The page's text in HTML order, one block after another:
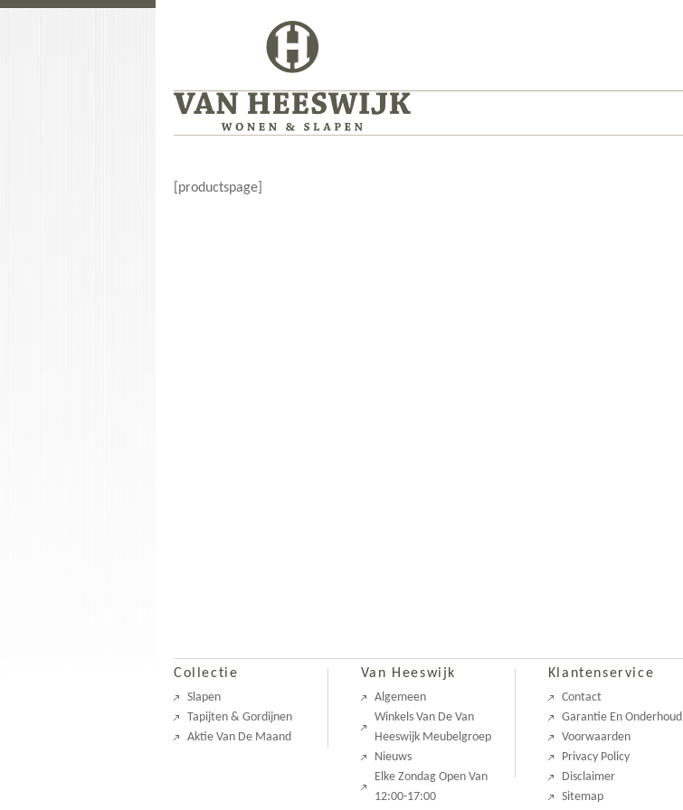
[productspage]
Collectie
Slapen
Tapijten & Gordijnen
Aktie Van De Maand
Van Heeswijk
Algemeen
Winkels Van De Van
Heeswijk Meubelgroep
Nieuws
Elke Zondag Open Van
12:00-17:00
Klantenservice
Contact
Garantie En Onderhoud
Voorwaarden
Privacy Policy
Disclaimer
Sitemap